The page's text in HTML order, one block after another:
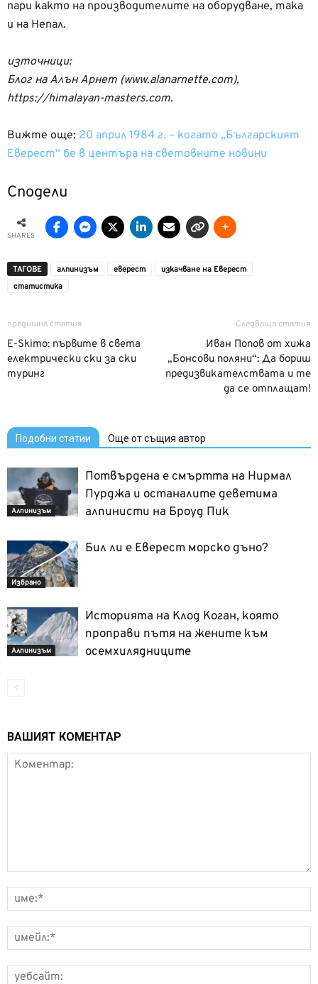
пари както на производителите на оборудване, така
и на Непал.
източници:
Блог на Алън Арнет (www.alanarnette.com),
https://himalayan-masters.com.
Вижте още: 20 април 1984 г. – когато „Българският
Еверест“ бе в центъра на световните новини
Сподели
SHARES
ТАГОВЕ алпинизъм еверест
изкачване на Еверест
статистика
предишна статия
E-Skimo: първите в света
електрически ски за ски
туринг
Следваща статия
Иван Попов от хижа
„Бонсови поляни“: Да бориш
предизвикателствата и те
да се отплащат!
Подобни статии Още от същия автор
Алпинизъм
Потвърдена е смъртта на Нирмал
Пурджа и останалите деветима
алпинисти на Броуд Пик
Избрано
Бил ли е Еверест морско дъно?
Алпинизъм
Историята на Клод Коган, която
проправи пътя на жените към
осемхилядниците
ВАШИЯТ КОМЕНТАР